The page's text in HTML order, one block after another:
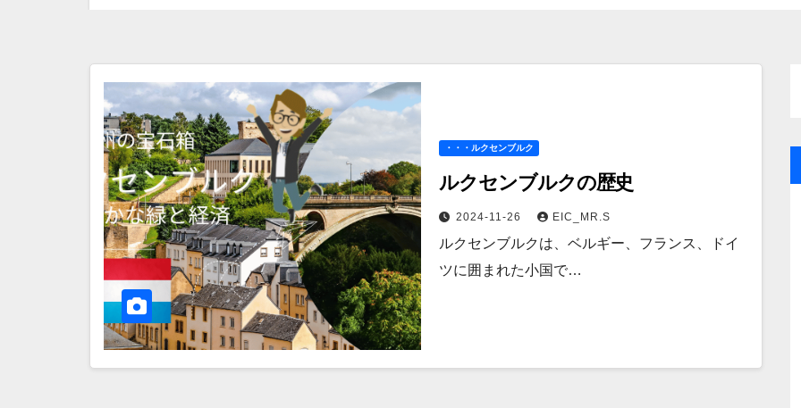
・・・ルクセンブルク
ルクセンブルクの歴史
2024-11-26 EIC_MR.S
ルクセンブルクは、ベルギー、フランス、ドイ
ツに囲まれた小国で…